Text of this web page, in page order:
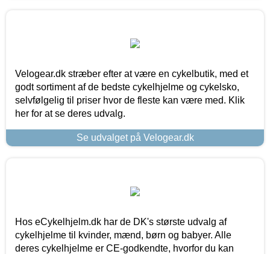
Velogear.dk stræber efter at være en cykelbutik, med et
godt sortiment af de bedste cykelhjelme og cykelsko,
selvfølgelig til priser hvor de fleste kan være med. Klik
her for at se deres udvalg.
Se udvalget på Velogear.dk
Hos eCykelhjelm.dk har de DK's største udvalg af
cykelhjelme til kvinder, mænd, børn og babyer. Alle
deres cykelhjelme er CE-godkendte, hvorfor du kan